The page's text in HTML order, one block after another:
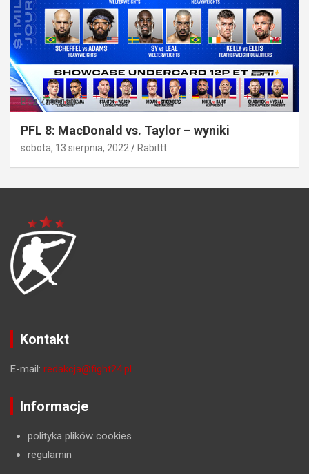
Bez kategorii
PFL 8: MacDonald vs. Taylor – wyniki
sobota, 13 sierpnia, 2022 Rabittt
Kontakt
E-mail: redakcja@fight24.pl
Informacje
polityka plików cookies
regulamin